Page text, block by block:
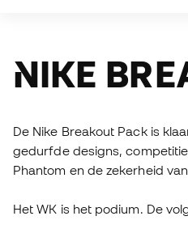
NIKE
De Nike Breakout Pack is
gedurfde designs,
Phantom en de zekerheid
Het WK is het podium. De